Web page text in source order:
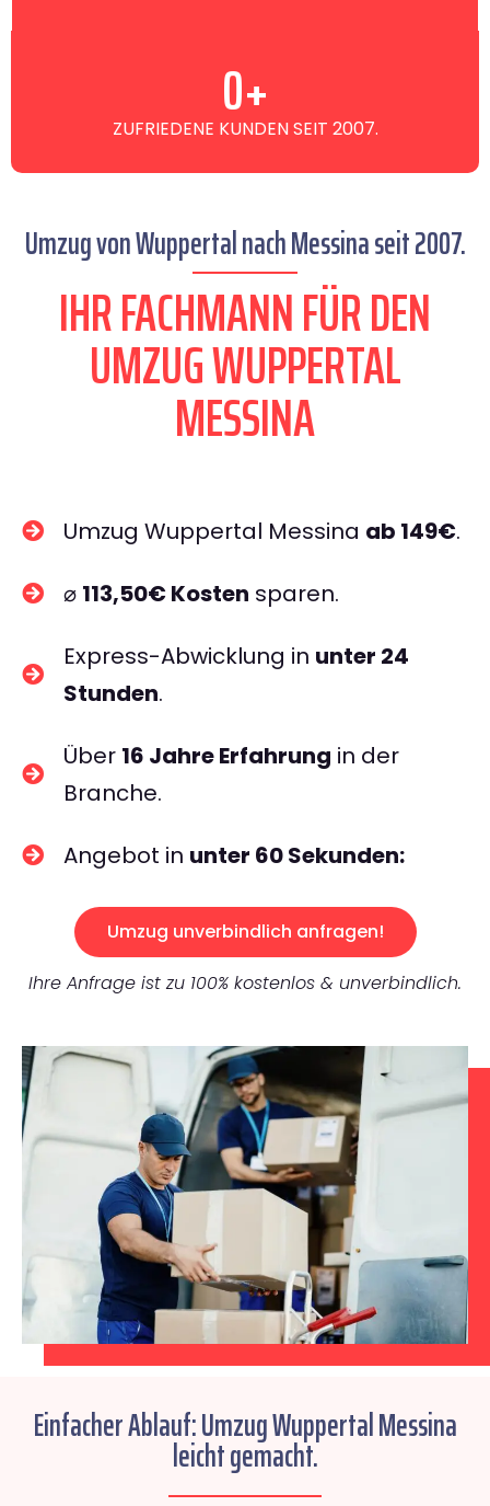
ZUFRIEDENE KUNDEN SEIT 2007.
0+
Umzug von Wuppertal nach Messina seit 2007.
IHR FACHMANN FÜR DEN
UMZUG WUPPERTAL
MESSINA
Umzug Wuppertal Messina ab 149€.
⌀ 113,50€ Kosten sparen.
Express-Abwicklung in unter 24
Stunden.
Über 16 Jahre Erfahrung in der
Branche.
Angebot in unter 60 Sekunden:
Umzug unverbindlich anfragen!
Ihre Anfrage ist zu 100% kostenlos & unverbindlich.
Einfacher Ablauf: Umzug Wuppertal Messina
leicht gemacht.